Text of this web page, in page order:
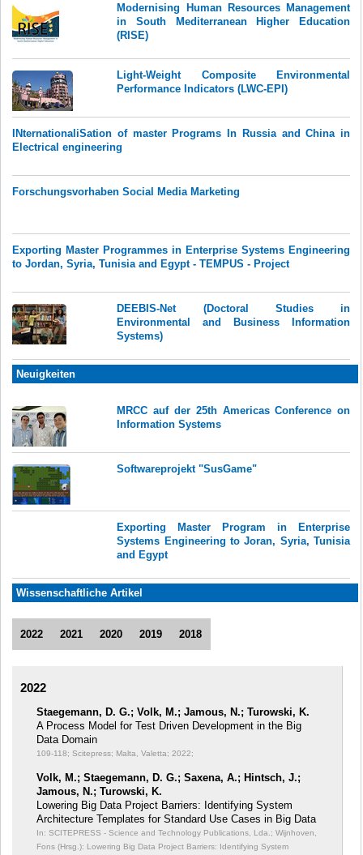
Modernising Human Resources Management
in South Mediterranean Higher Education
(RISE)
Light-Weight Composite Environmental
Performance Indicators (LWC-EPI)
INternationaliSation of master Programs In Russia and China in
Electrical engineering
Forschungsvorhaben Social Media Marketing
Exporting Master Programmes in Enterprise Systems Engineering
to Jordan, Syria, Tunisia and Egypt - TEMPUS - Project
DEEBIS-Net (Doctoral Studies in
Environmental and Business Information
Systems)
Neuigkeiten
MRCC auf der 25th Americas Conference on
Information Systems
Softwareprojekt "SusGame"
Exporting Master Program in Enterprise
Systems Engineering to Joran, Syria, Tunisia
and Egypt
Wissenschaftliche Artikel
2022 2021 2020 2019 2018
2022
Staegemann, D. G.; Volk, M.; Jamous, N.; Turowski, K.
A Process Model for Test Driven Development in the Big
Data Domain
109-118; Scitepress; Malta, Valetta; 2022;
Volk, M.; Staegemann, D. G.; Saxena, A.; Hintsch, J.;
Jamous, N.; Turowski, K.
Lowering Big Data Project Barriers: Identifying System
Architecture Templates for Standard Use Cases in Big Data
In: SCITEPRESS - Science and Technology Publications, Lda.; Wijnhoven,
Fons (Hrsg.): Lowering Big Data Project Barriers: Identifying System